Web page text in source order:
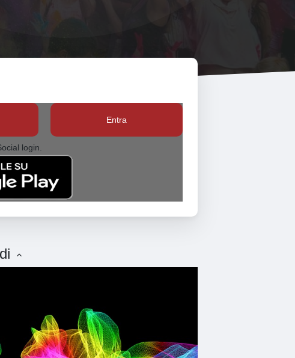
Entra
login.